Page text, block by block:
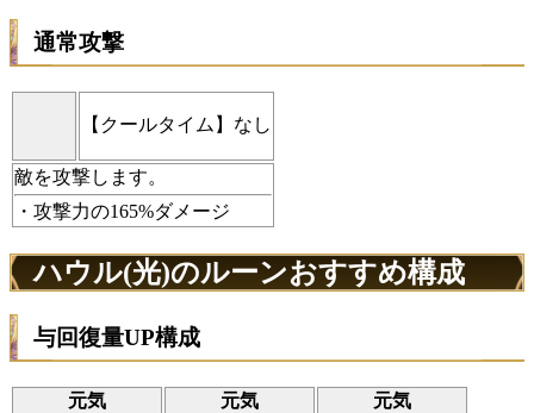
通常攻撃
【クールタイム】なし
敵を攻撃します。
・攻撃力の165%ダメージ
ハウル(光)のルーンおすすめ構成
与回復量UP構成
元気 元気 元気